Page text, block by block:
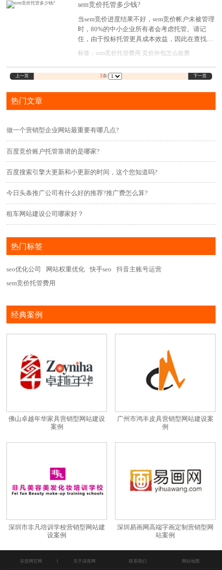
sem竞价托管多少钱?
当sem竞价进度结果不好，sem竞价帐户未被管理
时，80%的中小企业所有者会考虑托管。请记
住，由于投标托管更具成本效益，因此在查找
sem竞价托管时，了解部分托管费用是如何收取
的，是非常重要的，说到其中的收费，主要还是
需要通过这样几点来考虑。
标签： sem竞价托管费用 竞价外包怎么收费
上一页 2条/ 下一页
热门文章
做一个营销型企业网站最重要有哪几点?
百度竞价账户托管靠谱的是哪家?
百度搜索引擎大更新和小更新的时间，这个您知道吗?
今日头条推广公司有什么好的推荐?推广费怎么算?
租车网站建设公司哪家好？
热门标签
seo优化公司 网站权重优化 快手seo
抖音主账号运营
sem竞价托管费用
经典案例
佛山卓越年华家具营销型网站建设
案例
广州市鸿丰皮具营销型网站建设案
例
深圳市非凡培训学校营销型网站建
设案例
深圳易画网高端字画定制营销型网
站案例
深度网官网 关于深度网 联系我们 网站地图